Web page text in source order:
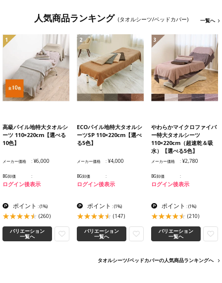
人気商品ランキング (タオルシーツ/ベッドカバー) 一覧へ
1
高級パイル地特大タオルシ
ーツ 110×220cm【選べる
10色】
メーカー価格 ¥6,000
BG卸価
ログイン後表示
ポイント :(1%)
(260)
バリエーション
一覧へ
2
ECOパイル地特大タオルシ
ーツSP 110×220cm【選べ
る5色】
メーカー価格 ¥4,000
BG卸価
ログイン後表示
ポイント :(1%)
(147)
バリエーション
一覧へ
3
やわらかマイクロファイバ
ー特大タオルシーツ
110×220cm（超速乾＆吸
水）【選べる5色】
メーカー価格 ¥2,780
BG卸価
ログイン後表示
ポイント :(1%)
(210)
バリエーション
一覧へ
タオルシーツ/ベッドカバーの人気商品ランキングへ